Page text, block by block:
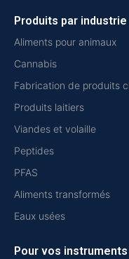
Produits par industrie
Aliments pour animaux
Cannabis
Fabrication de produits
Produits laitiers
Viandes et volaille
Peptides
PFAS
Aliments transformés
Eaux usées
Pour vos instruments